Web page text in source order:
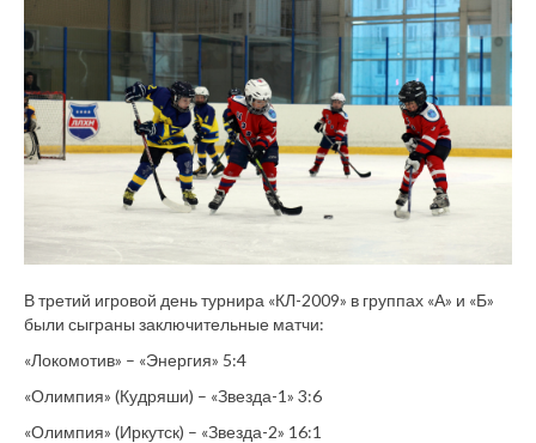
В третий игровой день турнира «КЛ-2009» в группах «А» и «Б»
были сыграны заключительные матчи:
«Локомотив» – «Энергия» 5:4
«Олимпия» (Кудряши) – «Звезда-1» 3:6
«Олимпия» (Иркутск) – «Звезда-2» 16:1